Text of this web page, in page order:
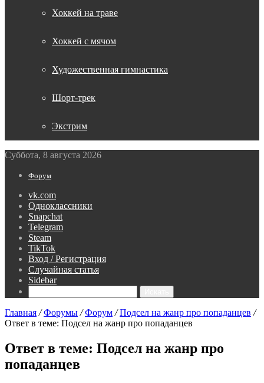
Хоккей на траве
Хоккей с мячом
Художественная гимнастика
Шорт-трек
Экстрим
Суббота, 8 августа 2026
Форум
vk.com
Одноклассники
Snapchat
Telegram
Steam
TikTok
Вход / Регистрация
Случайная статья
Sidebar
Главная / Форумы / Форум / Подсел на жанр про попаданцев /
Ответ в теме: Подсел на жанр про попаданцев
Ответ в теме: Подсел на жанр про
попаданцев